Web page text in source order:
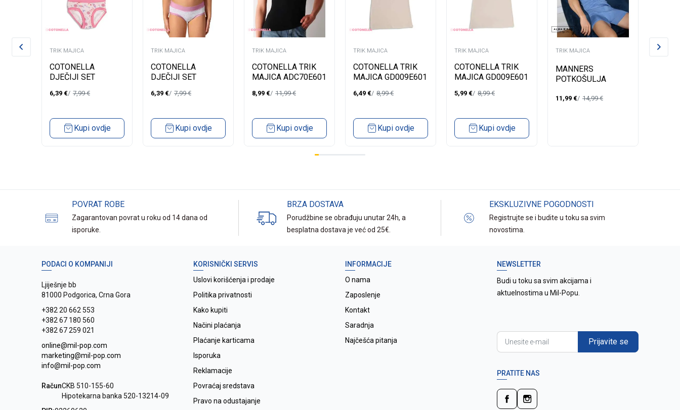
TRIK MAJICA
COTONELLA
DJEČIJI SET
6,39 € 7,99€
Kupi ovdje
TRIK MAJICA
COTONELLA
DJEČIJI SET
6,39 € 7,99€
Kupi ovdje
TRIK MAJICA
COTONELLA TRIK
MAJICA ADC70E601
8,99 € 11,99€
Kupi ovdje
TRIK MAJICA
COTONELLA TRIK
MAJICA GD009E601
6,49 € 8,99€
Kupi ovdje
TRIK MAJICA
COTONELLA TRIK
MAJICA GD009E601
5,99 € 8,99€
Kupi ovdje
TRIK MAJICA
MANNERS
POTKOŠULJA
11,99 € 14,99€
TRIK
POVRAT ROBE
Zagarantovan povrat u roku od 14 dana od
isporuke.
BRZA DOSTAVA
Porudžbine se obrađuju unutar 24h, a
besplatna dostava je već od 25€.
EKSKLUZIVNE POGODNOSTI
Registrujte se i budite u toku sa svim
novostima.
PODACI O KOMPANIJI
Ljiješnje bb
81000 Podgorica, Crna Gora
+382 20 662 553
+382 67 180 560
+382 67 259 021
online@mil-pop.com
marketing@mil-pop.com
info@mil-pop.com
RačunCKB 510-155-60
Hipotekarna banka 520-13214-09
KORISNIČKI SERVIS
Uslovi korišćenja i prodaje
Politika privatnosti
Kako kupiti
Načini plaćanja
Plaćanje karticama
Isporuka
Reklamacije
Povraćaj sredstava
Pravo na odustajanje
INFORMACIJE
O nama
Zaposlenje
Kontakt
Saradnja
Najčešća pitanja
NEWSLETTER
Budi u toku sa svim akcijama i
aktuelnostima u Mil-Popu.
Prijavite se
PRATITE NAS